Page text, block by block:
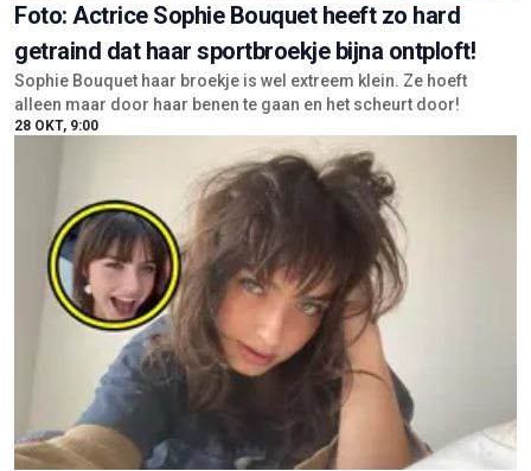
Foto: Actrice Sophie Bouquet heeft zo hard
getraind dat haar sportbroekje bijna ontploft!
Sophie Bouquet haar broekje is wel extreem klein. Ze hoeft
alleen maar door haar benen te gaan en het scheurt door!
28 OKT, 9:00